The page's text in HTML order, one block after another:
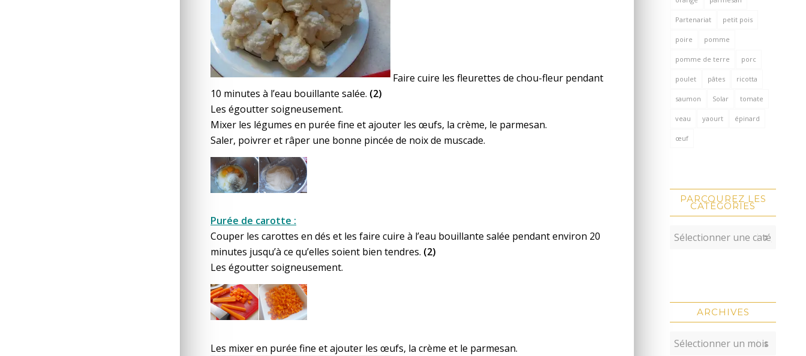
Faire cuire les fleurettes de chou-fleur pendant
10 minutes à l’eau bouillante salée. (2)
Les égoutter soigneusement.
Mixer les légumes en purée fine et ajouter les œufs, la crème, le parmesan.
Saler, poivrer et râper une bonne pincée de noix de muscade.
Purée de carotte :
Couper les carottes en dés et les faire cuire à l’eau bouillante salée pendant environ 20
minutes jusqu’à ce qu’elles soient bien tendres. (2)
Les égoutter soigneusement.
Les mixer en purée fine et ajouter les œufs, la crème et le parmesan.
Partenariat petit pois
poire pomme
pomme de terre porc
poulet pâtes ricotta
saumon Solar tomate
veau yaourt épinard
œuf
PARCOUREZ LES
CATÉGORIES
ARCHIVES